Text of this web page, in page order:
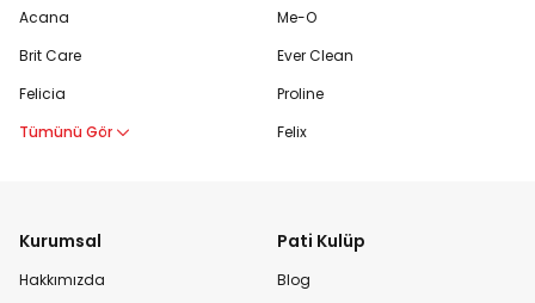
Acana
Brit Care
Felicia
Tümünü Gör
Me-O
Ever Clean
Proline
Felix
Kurumsal
Hakkımızda
Pati Kulüp
Blog